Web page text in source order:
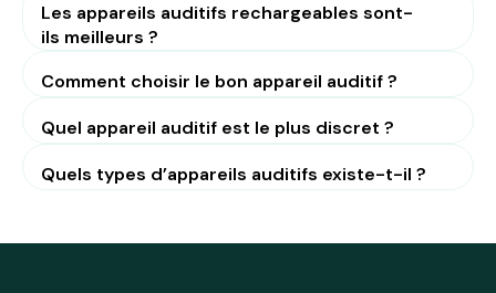
Les appareils auditifs rechargeables sont-
ils meilleurs ?
Comment choisir le bon appareil auditif ?
Quel appareil auditif est le plus discret ?
Quels types d’appareils auditifs existe-t-il ?